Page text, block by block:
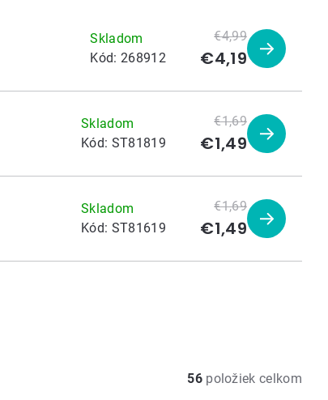
Skladom
Kód:268912
€4,99
€4,19
Zobraziť
Skladom
Kód: ST81819
€1,69
€1,49
Zobraziť
Skladom
Kód: ST81619
€1,69
€1,49
Zobraziť
56položiek celkom